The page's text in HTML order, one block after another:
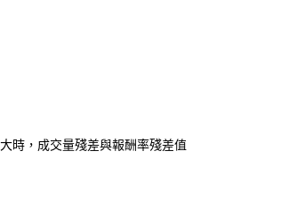
成交量殘差與報酬率殘差值